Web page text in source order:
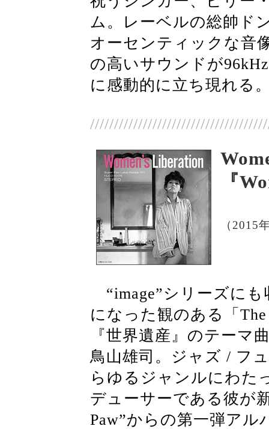
ム。レーベルの総帥ド
オーセンティックな音
の高いサウンドが
に感動的に立ち現れる
『
（2015
“image”シリーズに
になった観のある「
『世界遺産』のテーマ
鳥山雄司。ジャズ / フ
らゆるジャンルにわた
デューサーである彼が
Paw”からの第一弾アル